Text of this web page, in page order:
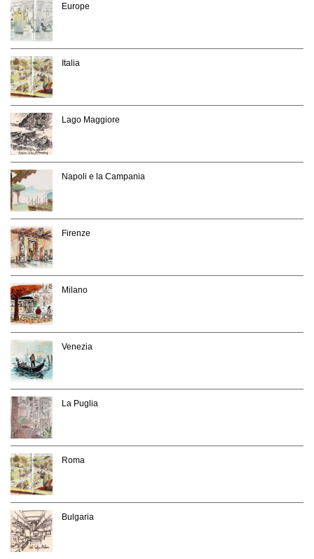
Europe
Italia
Lago Maggiore
Napoli e la Campania
Firenze
Milano
Venezia
La Puglia
Roma
Bulgaria